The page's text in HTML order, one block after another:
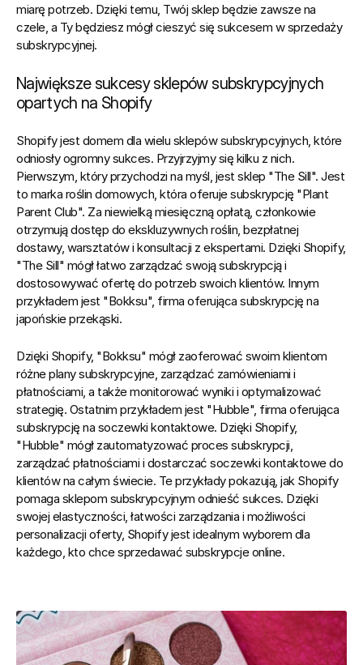
miarę potrzeb. Dzięki temu, Twój sklep będzie zawsze na
czele, a Ty będziesz mógł cieszyć się sukcesem w sprzedaży
subskrypcyjnej.
Największe sukcesy sklepów subskrypcyjnych
opartych na Shopify
Shopify jest domem dla wielu sklepów subskrypcyjnych, które
odniosły ogromny sukces. Przyjrzyjmy się kilku z nich.
Pierwszym, który przychodzi na myśl, jest sklep "The Sill". Jest
to marka roślin domowych, która oferuje subskrypcję "Plant
Parent Club". Za niewielką miesięczną opłatą, członkowie
otrzymują dostęp do ekskluzywnych roślin, bezpłatnej
dostawy, warsztatów i konsultacji z ekspertami. Dzięki Shopify,
"The Sill" mógł łatwo zarządzać swoją subskrypcją i
dostosowywać ofertę do potrzeb swoich klientów. Innym
przykładem jest "Bokksu", firma oferująca subskrypcję na
japońskie przekąski.
Dzięki Shopify, "Bokksu" mógł zaoferować swoim klientom
różne plany subskrypcyjne, zarządzać zamówieniami i
płatnościami, a także monitorować wyniki i optymalizować
strategię. Ostatnim przykładem jest "Hubble", firma oferująca
subskrypcję na soczewki kontaktowe. Dzięki Shopify,
"Hubble" mógł zautomatyzować proces subskrypcji,
zarządzać płatnościami i dostarczać soczewki kontaktowe do
klientów na całym świecie. Te przykłady pokazują, jak Shopify
pomaga sklepom subskrypcyjnym odnieść sukces. Dzięki
swojej elastyczności, łatwości zarządzania i możliwości
personalizacji oferty, Shopify jest idealnym wyborem dla
każdego, kto chce sprzedawać subskrypcje online.